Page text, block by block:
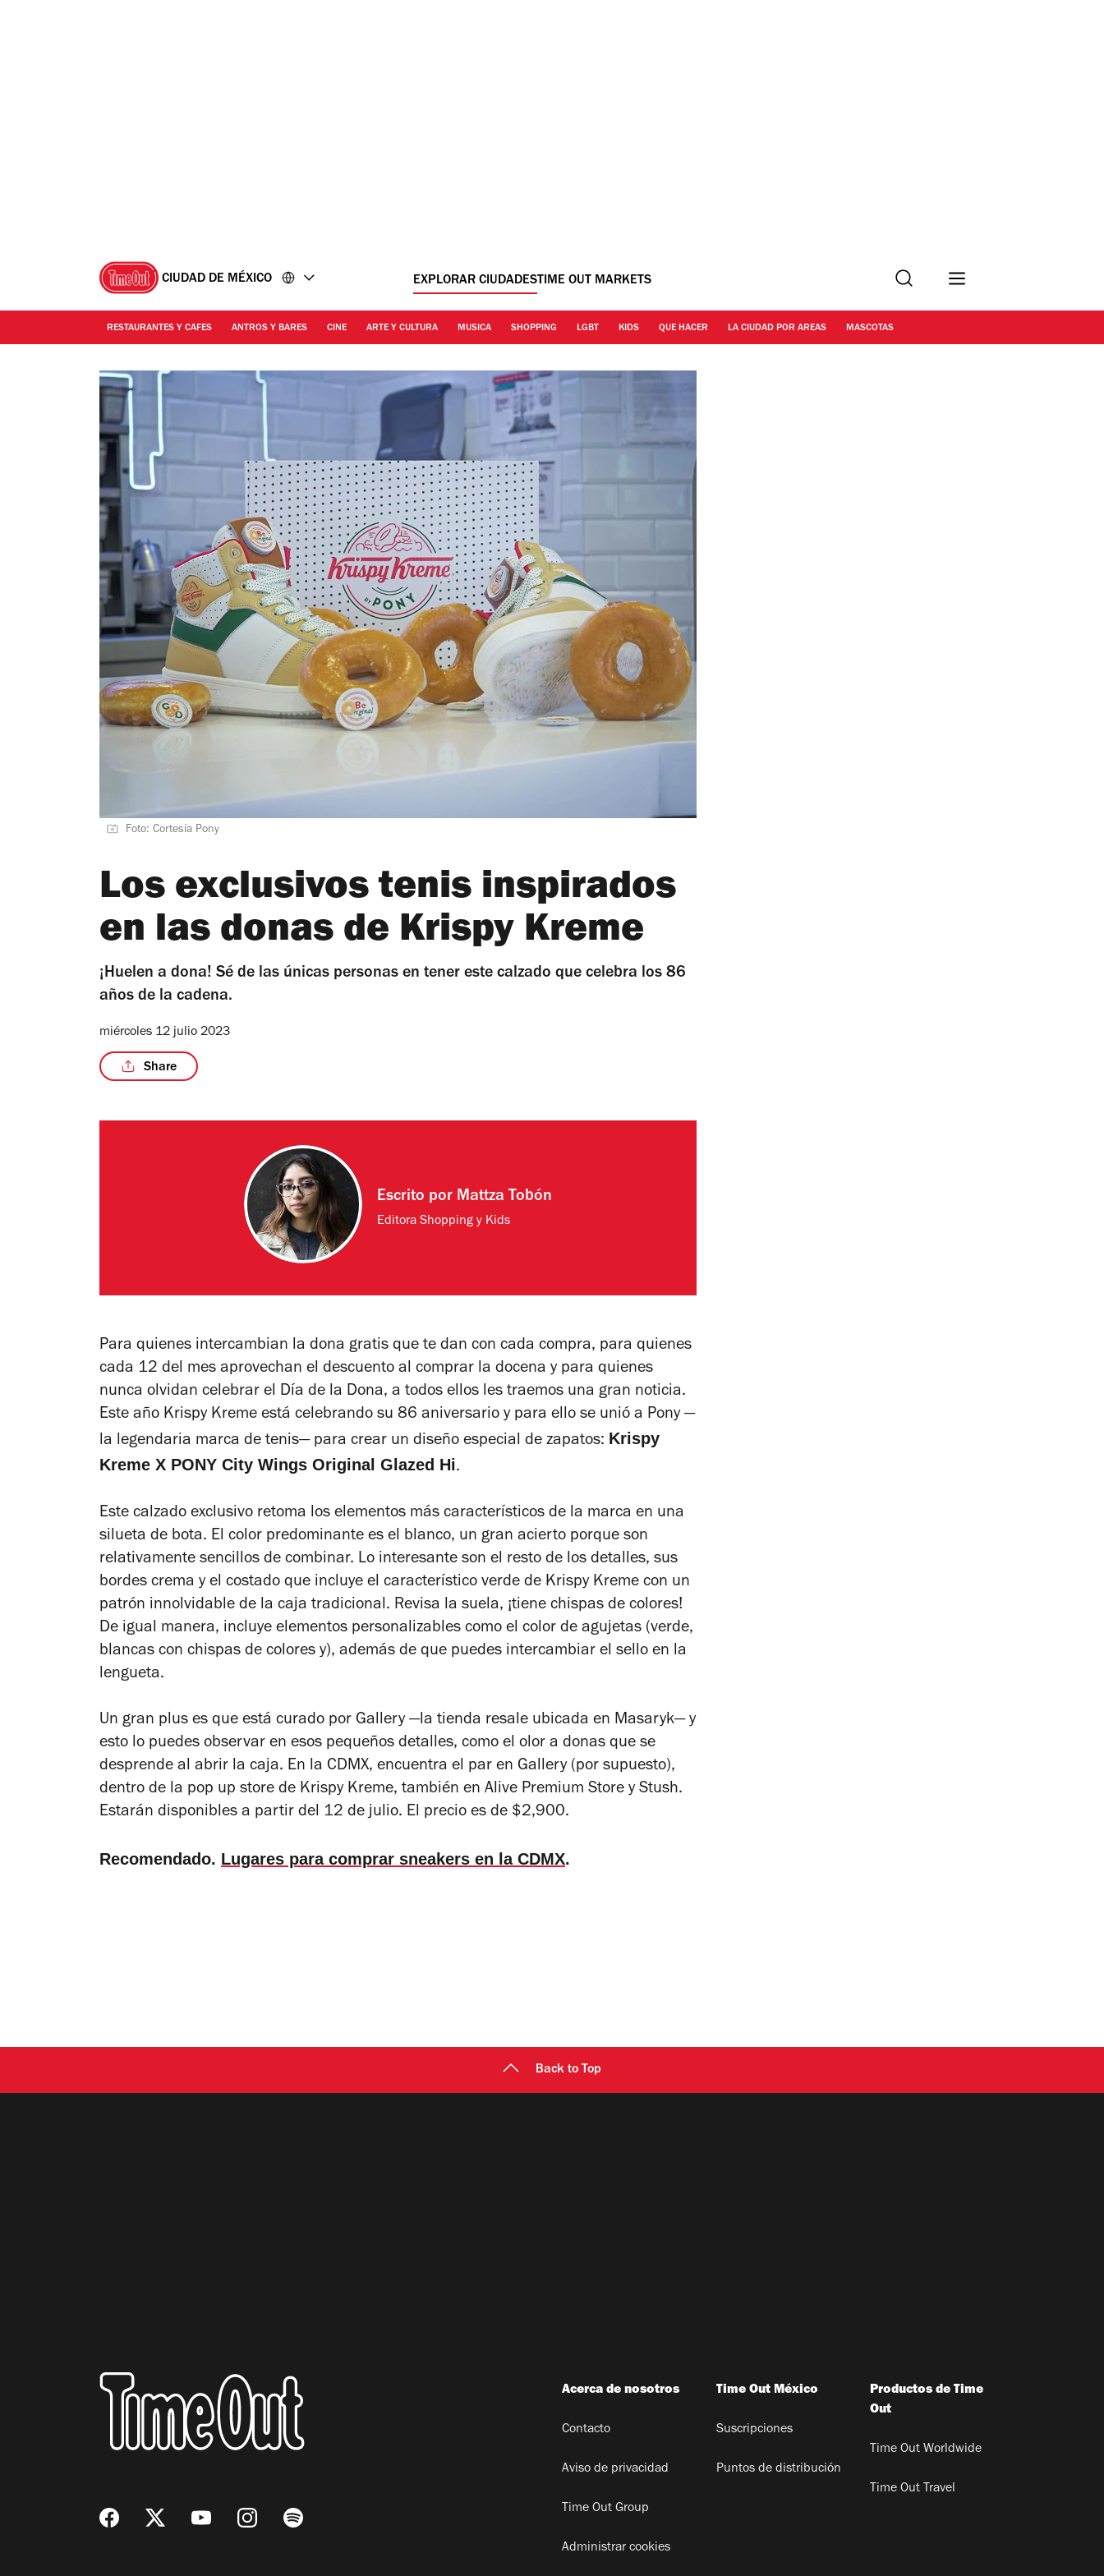
CIUDAD DE MÉXICO EXPLORAR CIUDADESTIME OUT MARKETS Buscar
RESTAURANTES Y CAFES ANTROS Y BARES CINE ARTE Y CULTURA MUSICA SHOPPING LGBT KIDS QUE HACER LA CIUDAD POR AREAS MASCOTAS
Foto: Cortesía Pony
Los exclusivos tenis inspirados
en las donas de Krispy Kreme
¡Huelen a dona! Sé de las únicas personas en tener este calzado que celebra los 86
años de la cadena.
miércoles 12 julio 2023
Share
Escrito por Mattza Tobón
Editora Shopping y Kids
Para quienes intercambian la dona gratis que te dan con cada compra, para quienes
cada 12 del mes aprovechan el descuento al comprar la docena y para quienes
nunca olvidan celebrar el Día de la Dona, a todos ellos les traemos una gran noticia.
Este año Krispy Kreme está celebrando su 86 aniversario y para ello se unió a Pony —
la legendaria marca de tenis— para crear un diseño especial de zapatos: Krispy
Kreme X PONY City Wings Original Glazed Hi.
Este calzado exclusivo retoma los elementos más característicos de la marca en una
silueta de bota. El color predominante es el blanco, un gran acierto porque son
relativamente sencillos de combinar. Lo interesante son el resto de los detalles, sus
bordes crema y el costado que incluye el característico verde de Krispy Kreme con un
patrón innolvidable de la caja tradicional. Revisa la suela, ¡tiene chispas de colores!
De igual manera, incluye elementos personalizables como el color de agujetas (verde,
blancas con chispas de colores y), además de que puedes intercambiar el sello en la
lengueta.
Un gran plus es que está curado por Gallery —la tienda resale ubicada en Masaryk— y
esto lo puedes observar en esos pequeños detalles, como el olor a donas que se
desprende al abrir la caja. En la CDMX, encuentra el par en Gallery (por supuesto),
dentro de la pop up store de Krispy Kreme, también en Alive Premium Store y Stush.
Estarán disponibles a partir del 12 de julio. El precio es de $2,900.
Recomendado. Lugares para comprar sneakers en la CDMX.
Back to Top
Acerca de nosotros
Contacto
Aviso de privacidad
Time Out Group
Administrar cookies
Time Out México
Suscripciones
Puntos de distribución
Productos de Time
Out
Time Out Worldwide
Time Out Travel